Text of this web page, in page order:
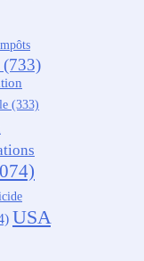
(733)
(333)
USA